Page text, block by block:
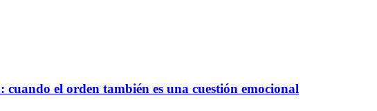
el orden también es una cuestión emocional